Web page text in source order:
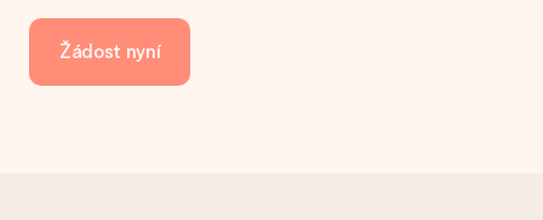
kartu, fakturu přes Klarna nebo ruční převod. V případě ručního
převodu platby prosím vezměte v úvahu dodací lhůtu 3 dny
navíc.
Žádost nyní